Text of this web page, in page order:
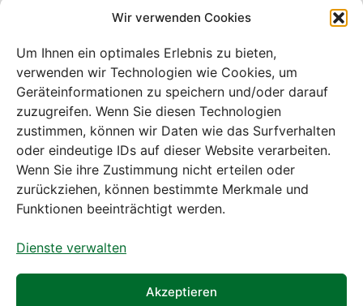
Wir verwenden Cookies
Um Ihnen ein optimales Erlebnis zu bieten,
verwenden wir Technologien wie Cookies, um
Geräteinformationen zu speichern und/oder darauf
zuzugreifen. Wenn Sie diesen Technologien
zustimmen, können wir Daten wie das Surfverhalten
oder eindeutige IDs auf dieser Website verarbeiten.
Wenn Sie ihre Zustimmung nicht erteilen oder
zurückziehen, können bestimmte Merkmale und
Funktionen beeinträchtigt werden.
Dienste verwalten
Akzeptieren
Freitag: 08:00
Bei diesem Webshop handelt es sich um
einen B2B-Webshop
A. Rauch GmbH – Ihr Experte aus Österreich für Waagen,
Eich- & Kalibrierservice, Sprühnebel-Zerstäubungstechnik
und Lebensmittelmaschinen.
Sämtliche Angebote der A. Rauch GmbH richten sich
gewerbliche Kunden, Institutionen, Kommunen usw. aus